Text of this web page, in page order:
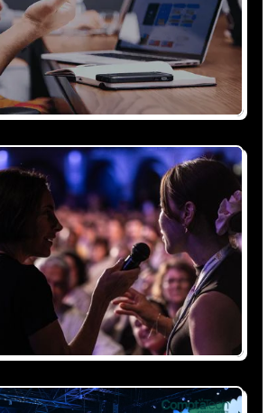
une proposition
vos besoins, on vous répond
une proposition
claire et adaptée à votre
et à vos contraintes.
occupons de